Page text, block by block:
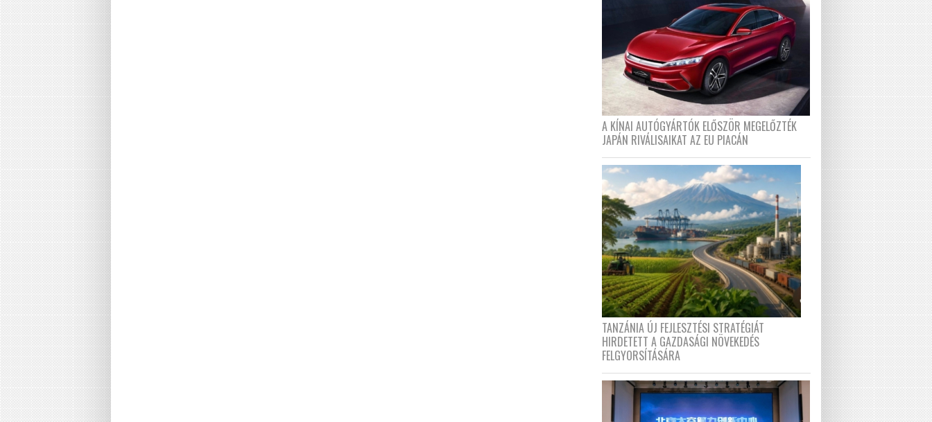
A KÍNAI AUTÓGYÁRTÓK ELŐSZÖR MEGELŐZTÉK
JAPÁN RIVÁLISAIKAT AZ EU PIACÁN
TANZÁNIA ÚJ FEJLESZTÉSI STRATÉGIÁT
HIRDETETT A GAZDASÁGI NÖVEKEDÉS
FELGYORSÍTÁSÁRA